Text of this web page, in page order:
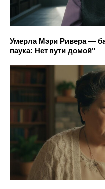
Умерла Мэри Ривера —
паука: Нет пути домой"